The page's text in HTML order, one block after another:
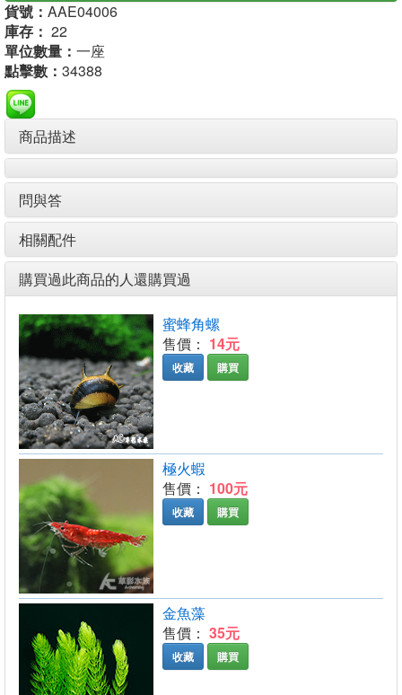
貨號： AAE04006
庫存： 22
單位數量： 一座
點擊數： 34388
商品描述
問與答
相關配件
購買過此商品的人還購買過
蜜蜂角螺
售價： 14元
收藏 購買
極火蝦
售價： 100元
收藏 購買
金魚藻
售價： 35元
收藏 購買